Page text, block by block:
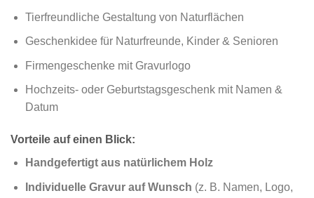
Tierfreundliche Gestaltung von Naturflächen
Geschenkidee für Naturfreunde, Kinder & Senioren
Firmengeschenke mit Gravurlogo
Hochzeits- oder Geburtstagsgeschenk mit Namen &
Datum
Vorteile auf einen Blick:
Handgefertigt aus natürlichem Holz
Individuelle Gravur auf Wunsch (z. B. Namen, Logo,